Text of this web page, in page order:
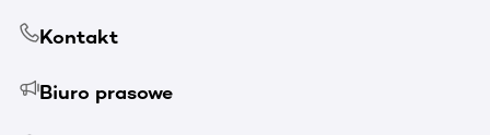
Kontakt
Biuro prasowe